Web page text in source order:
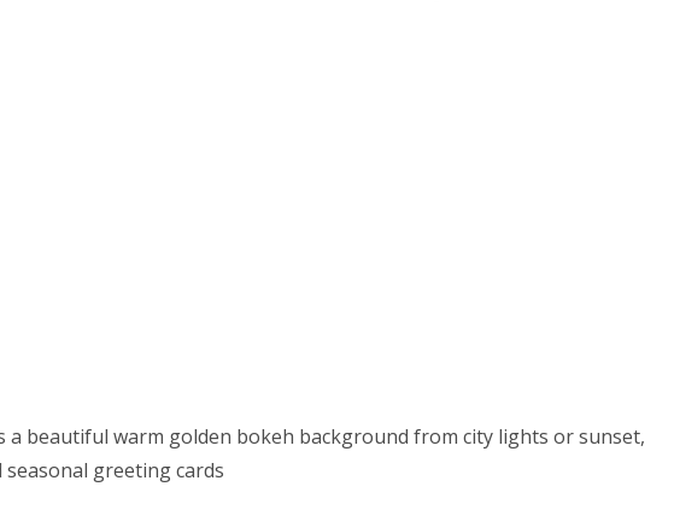
beau­ti­ful warm gol­den bo­keh background from city lights or sun­set,
gree­ting cards